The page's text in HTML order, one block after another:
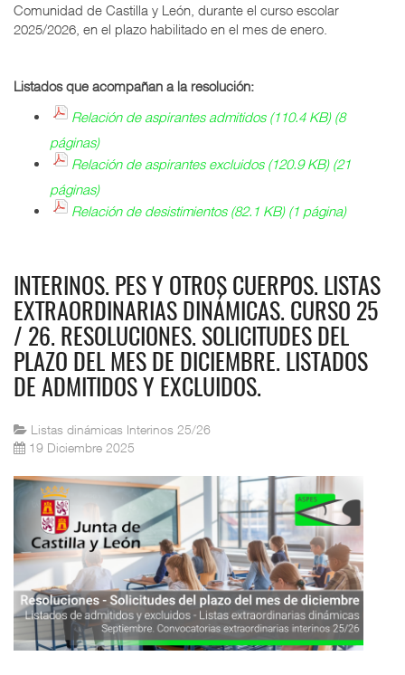
Comunidad de Castilla y León, durante el curso escolar
2025/2026, en el plazo habilitado en el mes de enero.
Listados que acompañan a la resolución:
Relación de aspirantes admitidos (110.4 KB) (8
páginas)
Relación de aspirantes excluidos (120.9 KB) (21
páginas)
Relación de desistimientos (82.1 KB) (1 página)
INTERINOS. PES Y OTROS CUERPOS. LISTAS
EXTRAORDINARIAS DINÁMICAS. CURSO 25
/ 26. RESOLUCIONES. SOLICITUDES DEL
PLAZO DEL MES DE DICIEMBRE. LISTADOS
DE ADMITIDOS Y EXCLUIDOS.
Listas dinámicas Interinos 25/26
19 Diciembre 2025